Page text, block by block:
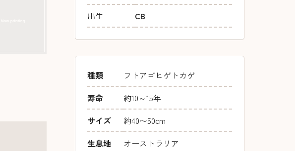
出生
CB
種類
フトアゴヒゲトカゲ
寿命
約10～15年
サイズ
約40〜50cm
生息地
オーストラリア